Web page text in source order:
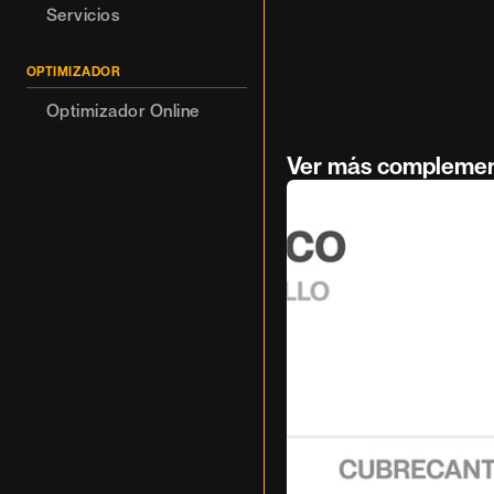
Servicios
OPTIMIZADOR
Optimizador Online
Ver más